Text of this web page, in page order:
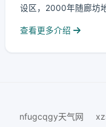
设区，2000年随廊坊
查看更多介绍
nfugcqgy天气网